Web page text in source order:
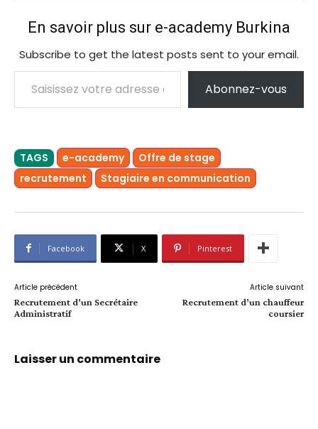
En savoir plus sur e-academy Burkina
Subscribe to get the latest posts sent to your email.
Saisissez votre adresse e-mail…
Abonnez-vous
TAGS e-academy
Offre de stage
recrutement
Stagiaire en communication
Facebook X Pinterest
Article précédent
Recrutement d’un Secrétaire
Administratif
Article suivant
Recrutement d’un chauffeur
coursier
Laisser un commentaire